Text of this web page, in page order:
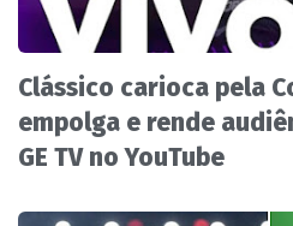
Clássico carioca pela
empolga e rende
GE TV no YouTube